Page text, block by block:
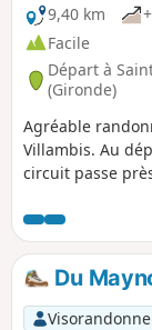
9,40 km
Facile
Départ à
(Gironde)
Agréable
Villambis. Au
circuit passe
l'ESAT de
est commune à
de Villambis,
écarte pour
cette zone
Du